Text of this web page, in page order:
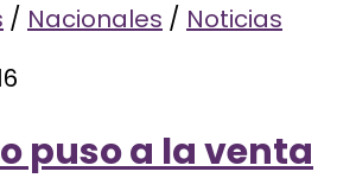
/ Nacionales / Noticias
puso a la venta